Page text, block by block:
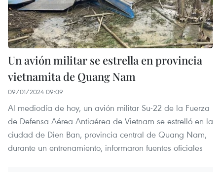
Un avión militar se estrella en provincia
vietnamita de Quang Nam
09/01/2024 09:09
Al mediodía de hoy, un avión militar Su-22 de la Fuerza
de Defensa Aérea-Antiaérea de Vietnam se estrelló en la
ciudad de Dien Ban, provincia central de Quang Nam,
durante un entrenamiento, informaron fuentes oficiales